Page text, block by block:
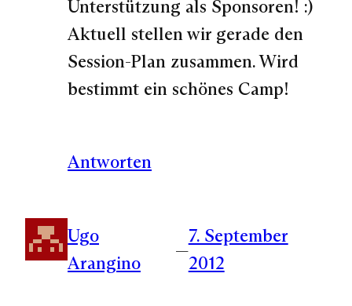
Unterstützung als Sponsoren! :)
Aktuell stellen wir gerade den
Session-Plan zusammen. Wird
bestimmt ein schönes Camp!
Antworten
Ugo
Arangino
—
7. September
2012